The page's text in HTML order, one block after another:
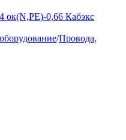
ок(N,PE)-0,66 Кабэкс
/Провода,